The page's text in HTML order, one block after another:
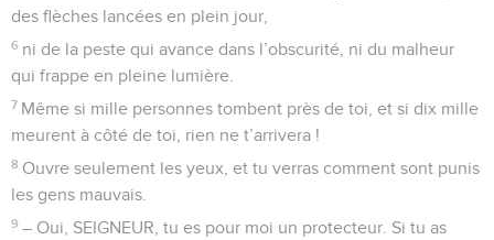
des flèches lancées en plein jour,
6 ni de la peste qui avance dans l’obscurité, ni du malheur
qui frappe en pleine lumière.
7 Même si mille personnes tombent près de toi, et si dix mille
meurent à côté de toi, rien ne t’arrivera !
8 Ouvre seulement les yeux, et tu verras comment sont punis
les gens mauvais.
9 – Oui, SEIGNEUR, tu es pour moi un protecteur. Si tu as